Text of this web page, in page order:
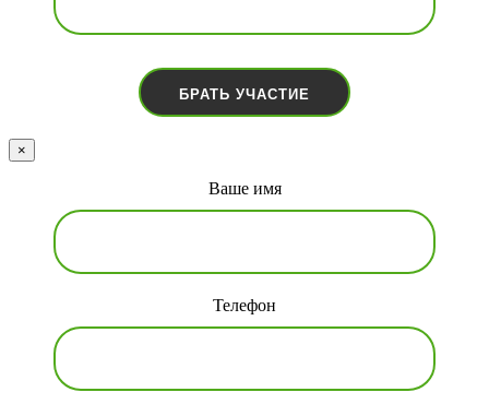
×
Ваше имя
Телефон